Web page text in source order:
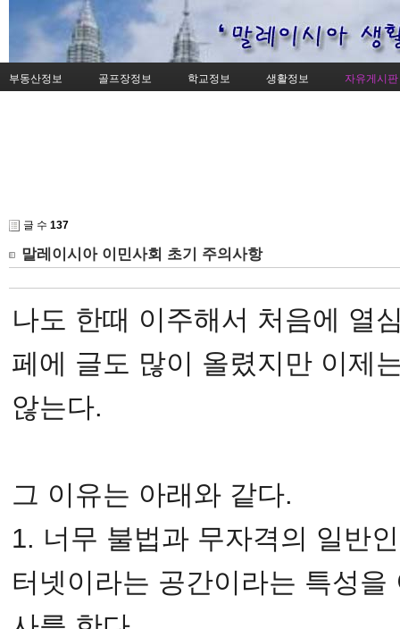
부동산정보 골프장정보 학교정보 생활정보 자유게시판
글 수 137
말레이시아 이민사회 초기 주의사항
나도 한때 이주해서 처음에 열
페에 글도 많이 올렸지만 이제
않는다.
그 이유는 아래와 같다.
1. 너무 불법과 무자격의 일반
터넷이라는 공간이라는 특성